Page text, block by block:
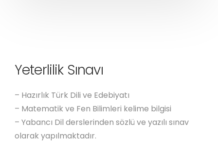
Yeterlilik Sınavı
– Hazırlık Türk Dili ve Edebiyatı
– Matematik ve Fen Bilimleri kelime bilgisi
– Yabancı Dil derslerinden sözlü ve yazılı sınav
olarak yapılmaktadır.